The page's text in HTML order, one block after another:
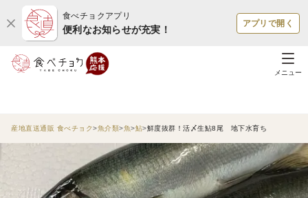
食べチョクアプリ
便利なお知らせが充実！
アプリで開く
メニュー
産地直送通販 食べチョク 魚介類 魚 鮎 鮮度抜群！活〆生鮎8尾 地下水育ち